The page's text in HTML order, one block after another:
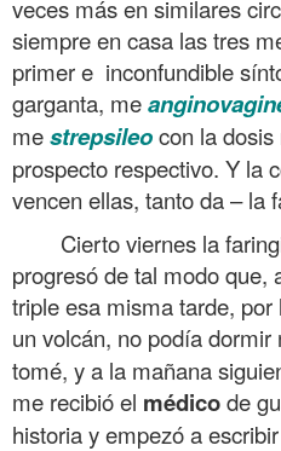
veces más en similares
siempre en casa las tres
primer e inconfundible
garganta, me
mestrepsileocon la
prospecto respectivo. Y la
vencen ellas, tanto da – la
Cierto viernes la
progresó de tal modo que,
triple esa misma tarde,
un volcán, no podía dormir
tomé, y a la mañana
me recibió el médicode
historia y empezó a